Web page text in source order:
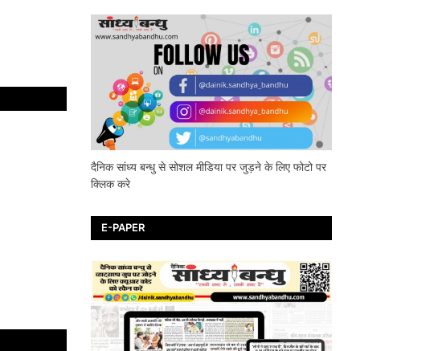
दैनिक सांध्य बन्धु से सोशल मीडिया पर जुड़ने के लिए फोटो पर
क्लिक करे
E-PAPER